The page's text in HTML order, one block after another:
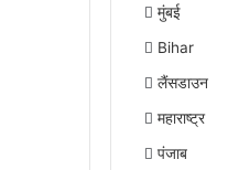
मुंबई
Bihar
लैंसडाउन
महाराष्ट्र
पंजाब